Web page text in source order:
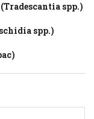
spp.)
spp.)